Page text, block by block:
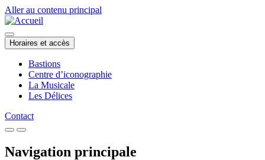
Aller au contenu principal
Horaires et accès
Bastions
Centre d’iconographie
La Musicale
Les Délices
Contact
Navigation principale